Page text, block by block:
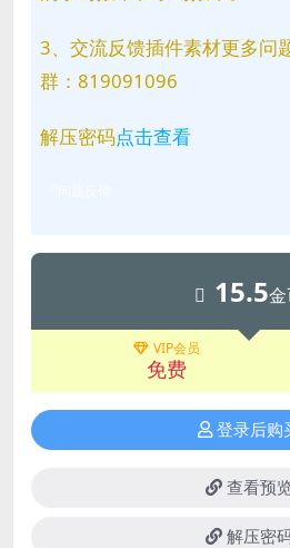
3、交流反馈插件素材更多问
群：819091096
解压密码点击查看
15.5
VIP会员
免费
登录后购
查看预
解压密